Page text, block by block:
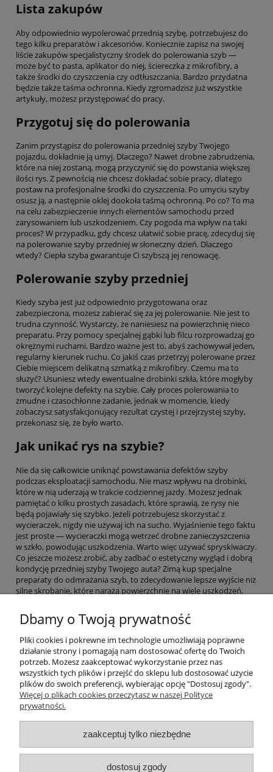
Lista zakupów
Aby odpowiednio wypolerować przednią szybę, potrzebujesz do
tego kilku preparatów i akcesoriów. Koniecznie zapisz na swojej
liście zakupów specjalistyczny środek do polerowania szyb —
może być to pasta, aplikator do niej, ściereczka z mikrofibry, a
także środki do czyszczenia czy odtłuszczania. Bardzo przydatna
będzie także taśma ochronna. Kiedy zgromadzisz już wszystkie
artykuły, możesz przystępować do pracy.
Przygotuj się do polerowania
Zanim przystąpisz do polerowania przedniej szyby Twojego
pojazdu, dokładnie ją umyj. Dlaczego? Nawet drobne zabrudzenia,
które na niej zostaną, mogą przyczynić się do powstania większej
ilości rys. Z pewnością nie chcesz dokładać sobie pracy, dlatego
postaw na profesjonalne środki do czyszczenia. Po umyciu szyby
osusz ją, a następnie oklej dookoła taśmą ochronną. Po co? To ma
na celu zabezpieczenie innych elementów samochodu przed
zarysowaniem lub uszkodzeniem. Czy pogoda ma wpływ na taki
proces? W przypadku, gdy chcesz ułatwić sobie pracę, zdecyduj się
na polerowanie szyby przedniej w słoneczny dzień. Dlaczego
wtedy? Ciepła szyba gwarantuje Ci szybszą jej renowację.
Polerowanie szyby przedniej
Kiedy szyba jest już odpowiednio przygotowana oraz
zabezpieczona, możesz zabierać się za jej polerowanie. Nie jest to
trudna czynność. Wystarczy, że naniesiesz na powierzchnię nieco
preparatu. Przy pomocy specjalnej gąbki lub filcu rozprowadzaj go
okrężnymi ruchami. Bardzo ważne jest to, abyś zachowywał jeden,
regularny kierunek ruchu. Co jakiś czas przetrzyj polerowane przez
Ciebie miejscem delikatną szmatką z mikrofibry. Czemu ma to
służyć? Usuniesz wtedy ewentualne drobinki szkła, które mogłyby
tworzyć kolejne defekty na szybie. Cały proces polerowania to
żmudne i czasochłonne zadanie, jednak w momencie, kiedy
zobaczysz satysfakcjonujący rezultat czystej i przejrzystej szyby,
przekonasz się, że było warto.
Jak unikać rys na szybie?
Nie da się całkowicie uniknąć powstawania defektów szyby
podczas eksploatacji samochodu. Nie masz wpływu na drobinki,
które w nią uderzają w trakcie codziennej jazdy. Możesz jednak
pamiętać o kilku prostych zasadach, które sprawią, że rysy nie
będą pojawiały się szybko. Jeżeli potrzebujesz skorzystać z
wycieraczek, nigdy nie używaj ich na sucho. Wyjaśnienie tego faktu
jest proste — wycieraczki mogą wetrzeć drobne zanieczyszczenia
w szkło, powodując uszkodzenia. Warto więc używać spryskiwaczy.
Co jeszcze możesz zrobić, aby zadbać o estetyczny wygląd i dobrą
kondycję przedniej szyby Twojego auta? Zimą kup specjalne
preparaty do odmrażania szyb, to zdecydowanie lepsze wyjście niż
silne skrobanie, które naraża powierzchnię na wiele uszkodzeń.
będzie zachwycał swoim dobrym stanem. Przekonasz się, że jazda
naszego sklepu znajdziesz wysokiej jakości preparaty, które
umożliwią Ci przeprowadzenie tego procesu w swoim garażu.
Pomoc
Moje konto
Płatności i dostawa
Dbamy o Twoją prywatność
Pliki cookies i pokrewne im technologie umożliwiają poprawne
działanie strony i pomagają nam dostosować ofertę do Twoich
potrzeb. Możesz zaakceptować wykorzystanie przez nas
wszystkich tych plików i przejść do sklepu lub dostosować użycie
plików do swoich preferencji, wybierając opcję "Dostosuj zgody".
Więcej o plikach cookies przeczytasz w naszej Polityce
prywatności.
zaakceptuj tylko niezbędne
dostosuj zgody